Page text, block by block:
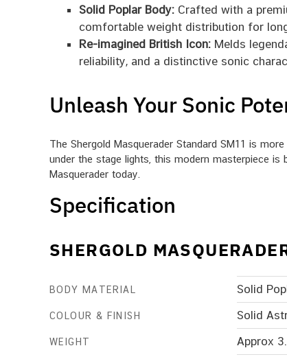
Solid Poplar Body:Crafted with a
comfortable weight distribution for
Re-imagined British Icon:Melds
reliability, and a distinctive sonic
Unleash Your Sonic
The Shergold Masquerader Standard SM11 is
under the stage lights, this modern masterpiece
Masquerader today.
Specification
SHERGOLD
BODY MATERIAL Solid
COLOUR & FINISH Solid
WEIGHT Approx